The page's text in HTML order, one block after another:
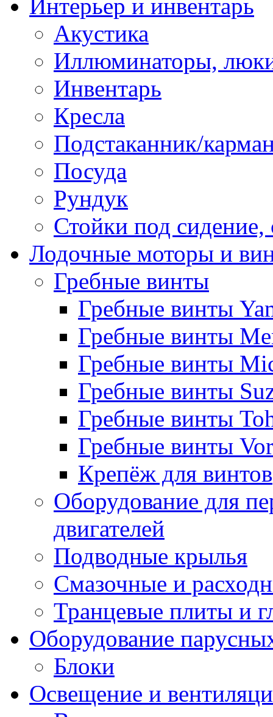
Интерьер и инвентарь
Акустика
Иллюминаторы,
Инвентарь
Кресла
Подстаканник/
Посуда
Рундук
Стойки под
Лодочные моторы и
Гребные винты
Гребные винты
Гребные винты
Гребные винты
Гребные винты
Гребные винты
Гребные винты
Крепёж для винтов
Оборудование для
двигателей
Подводные крылья
Смазочные и
Транцевые плиты и
Оборудование
Блоки
Освещение и